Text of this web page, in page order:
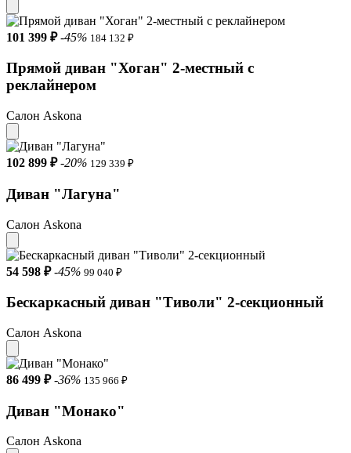
металлический каркас – высокая прочность.
Диван Loko: дизайн и комфорт – на высоте!
101 399 ₽ -45% 184 132 ₽
Прямой диван "Хоган" 2-местный с
реклайнером
Салон Askona
102 899 ₽ -20% 129 339 ₽
Диван "Лагуна"
Салон Askona
54 598 ₽ -45% 99 040 ₽
Бескаркасный диван "Тиволи" 2-секционный
Салон Askona
86 499 ₽ -36% 135 966 ₽
Диван "Монако"
Салон Askona